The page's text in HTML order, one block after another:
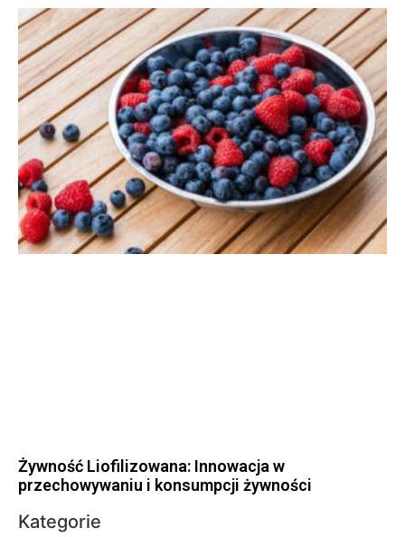
Żywność Liofilizowana: Innowacja w
przechowywaniu i konsumpcji żywności
Kategorie